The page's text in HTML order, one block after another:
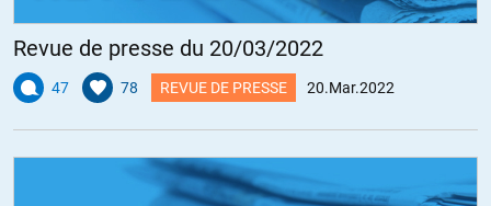
Revue de presse du 20/03/2022
47 78 REVUE DE PRESSE 20.Mar.2022